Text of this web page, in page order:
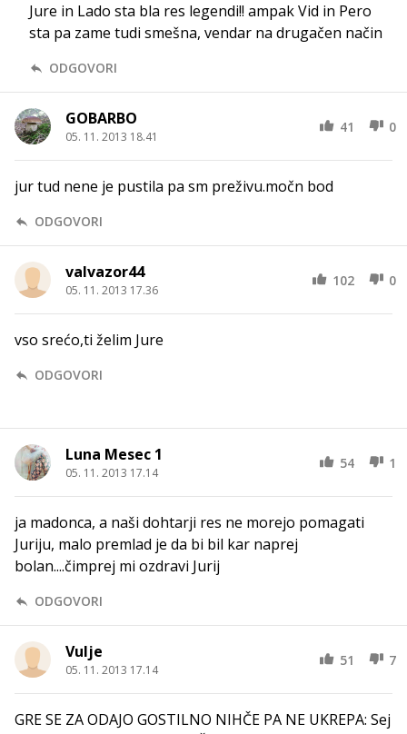
Jure in Lado sta bla res legendi!! ampak Vid in Pero
sta pa zame tudi smešna, vendar na drugačen način
ODGOVORI
GOBARBO
05. 11. 2013 18.41
41 0
jur tud nene je pustila pa sm preživu.močn bod
ODGOVORI
valvazor44
05. 11. 2013 17.36
102 0
vso srećo,ti želim Jure
ODGOVORI
Luna Mesec 1
05. 11. 2013 17.14
54 1
ja madonca, a naši dohtarji res ne morejo pomagati
Juriju, malo premlad je da bi bil kar naprej
bolan....čimprej mi ozdravi Jurij
ODGOVORI
Vulje
05. 11. 2013 17.14
51 7
GRE SE ZA ODAJO GOSTILNO NIHČE PA NE UKREPA: Sej